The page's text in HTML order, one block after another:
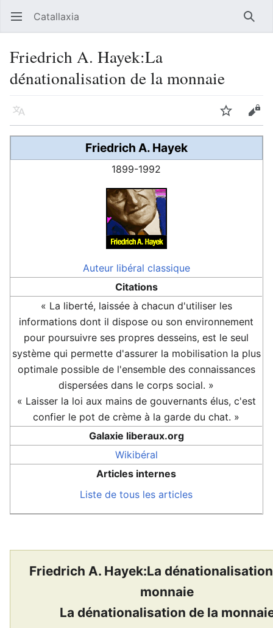
Ouvrir le menu principal Catallaxia
Friedrich A. Hayek:La
dénationalisation de la monnaie
Langue Suivre
Friedrich A. Hayek
1899-1992
Auteur libéral classique
Citations
« La liberté, laissée à chacun d'utiliser les
informations dont il dispose ou son environnement
pour poursuivre ses propres desseins, est le seul
système qui permette d'assurer la mobilisation la plus
optimale possible de l'ensemble des connaissances
dispersées dans le corps social. »
« Laisser la loi aux mains de gouvernants élus, c'est
confier le pot de crème à la garde du chat. »
Galaxie liberaux.org
Wikibéral
Articles internes
Liste de tous les articles
Friedrich A. Hayek:La
monnaie
La dénationalisation de la